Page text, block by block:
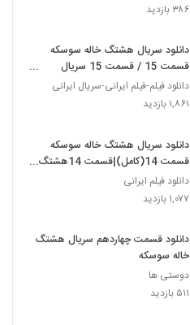
۳۸۶ بازدید
دانلود سریال هشتگ خاله سوسکه
قسمت 15 / قسمت 15 سریال
هشتگ خاله سوسکه / سیما دانلود
دانلود فیلم-فیلم ایرانی-سریال ایرانی
۱,۸۶۱ بازدید
دانلود سریال هشتگ خاله سوسکه
قسمت 14(کامل)|قسمت 14هشتگ
خاله سوسکه(HD)
دانلود فیلم ایرانی
۱,۰۷۷ بازدید
دانلود قسمت چهاردهم سریال هشتگ
خاله سوسکه
دوستی ها
۵۱۱ بازدید